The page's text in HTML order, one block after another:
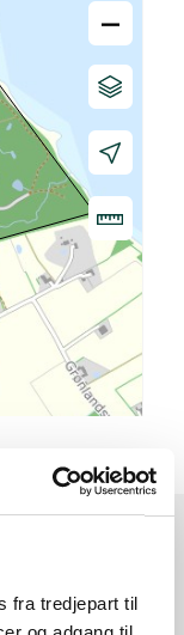
fra tredjepart til
–